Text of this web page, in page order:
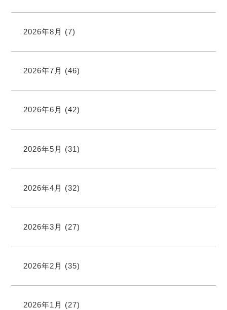
2026年8月 (7)
2026年7月 (46)
2026年6月 (42)
2026年5月 (31)
2026年4月 (32)
2026年3月 (27)
2026年2月 (35)
2026年1月 (27)